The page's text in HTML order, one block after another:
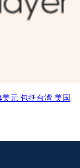
元 包括台湾 美国